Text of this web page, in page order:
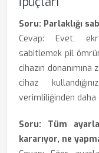
Soru: Parlaklığı
Cevap: Evet,
sabitlemek pil
cihazın
cihaz
verimliliğinden daha
Soru: Tüm
kararıyor, ne